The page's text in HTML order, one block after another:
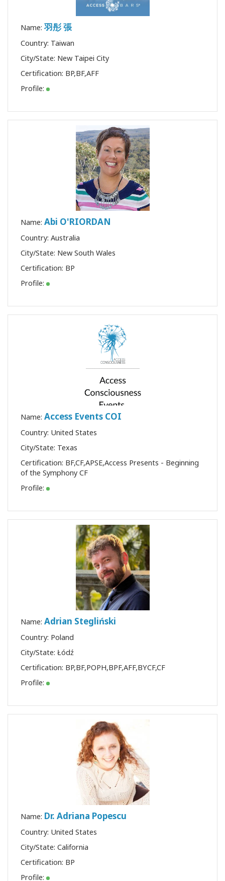
Name: 羽彤 張
Country: Taiwan
City/State: New Taipei City
Certification: BP,BF,AFF
Profile:
Name: Abi O'RIORDAN
Country: Australia
City/State: New South Wales
Certification: BP
Profile:
Name: Access Events COI
Country: United States
City/State: Texas
Certification: BF,CF,APSE,Access Presents - Beginning
of the Symphony CF
Profile:
Name: Adrian Stegliński
Country: Poland
City/State: Łódź
Certification: BP,BF,POPH,BPF,AFF,BYCF,CF
Profile:
Name: Dr. Adriana Popescu
Country: United States
City/State: California
Certification: BP
Profile: